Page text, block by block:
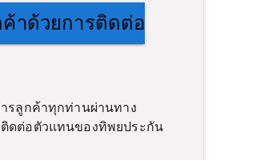
าด้วยการติดต่อ
รลูกค้าทุกท่านผ่านทาง
ดต่อตัวแทนของทิพยประกัน